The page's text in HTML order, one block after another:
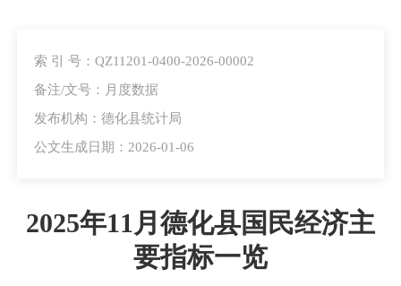
索 引 号：QZ11201-0400-2026-00002
备注/文号：月度数据
发布机构：德化县统计局
公文生成日期：2026-01-06
2025年11月德化县国民经济主
要指标一览